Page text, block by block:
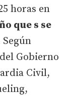
horas en
que s se
Según
Gobierno
Civil,